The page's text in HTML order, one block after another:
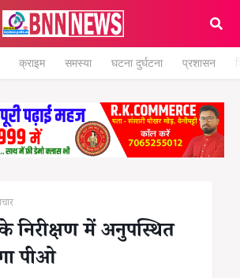
क्राइम समस्या घटना दुर्घटना प्रशासन
निरीक्षण में अनुपस्थित
पीओ